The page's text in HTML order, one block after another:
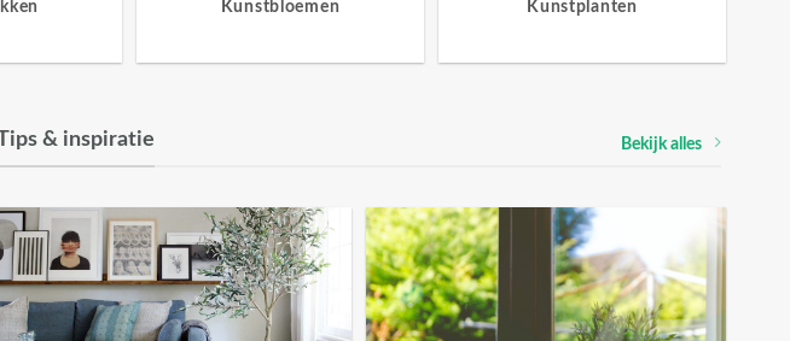
Kunstbloemen Kunstplanten
& inspiratie Bekijk alles